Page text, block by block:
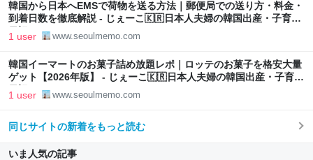
韓国から日本へEMSで荷物を送る方法｜郵便局での送り方・料金・
到着日数を徹底解説 - じぇーこ🇰🇷日本人夫婦の韓国出産・子育て
日記
1 user www.seoulmemo.com
韓国イーマートのお菓子詰め放題レポ｜ロッテのお菓子を格安大量
ゲット【2026年版】 - じぇーこ🇰🇷日本人夫婦の韓国出産・子育て
日記
1 user www.seoulmemo.com
同じサイトの新着をもっと読む
いま人気の記事